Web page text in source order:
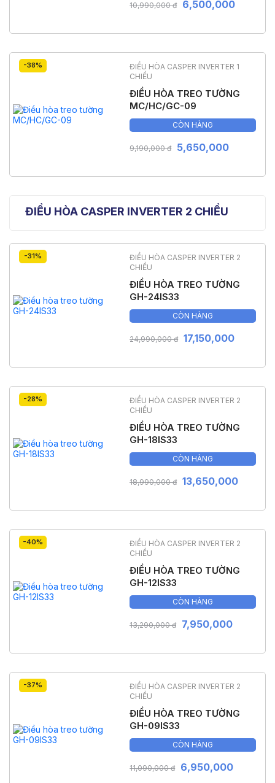
10,990,000 đ 6,500,000
-38%
ĐIỀU HÒA CASPER INVERTER 1
CHIỀU
ĐIỀU HÒA TREO TƯỜNG
MC/HC/GC-09
CÒN HÀNG
9,190,000 đ 5,650,000
ĐIỀU HÒA CASPER INVERTER 2 CHIỀU
-31%
ĐIỀU HÒA CASPER INVERTER 2
CHIỀU
ĐIỀU HÒA TREO TƯỜNG
GH-24IS33
CÒN HÀNG
24,990,000 đ 17,150,000
-28%
ĐIỀU HÒA CASPER INVERTER 2
CHIỀU
ĐIỀU HÒA TREO TƯỜNG
GH-18IS33
CÒN HÀNG
18,990,000 đ 13,650,000
-40%
ĐIỀU HÒA CASPER INVERTER 2
CHIỀU
ĐIỀU HÒA TREO TƯỜNG
GH-12IS33
CÒN HÀNG
13,290,000 đ 7,950,000
-37%
ĐIỀU HÒA CASPER INVERTER 2
CHIỀU
ĐIỀU HÒA TREO TƯỜNG
GH-09IS33
CÒN HÀNG
11,090,000 đ 6,950,000